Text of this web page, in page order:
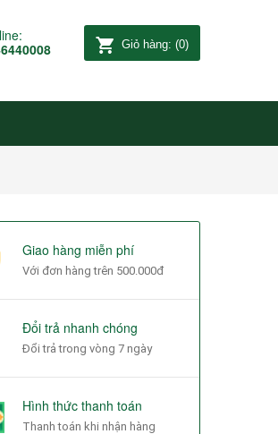
Giỏ hàng: (0)
Giao hàng miễn phí
Với đơn hàng trên 500.000đ
Đổi trả nhanh chóng
Đổi trả trong vòng 7 ngày
Hình thức thanh toán
Thanh toán khi nhận hàng